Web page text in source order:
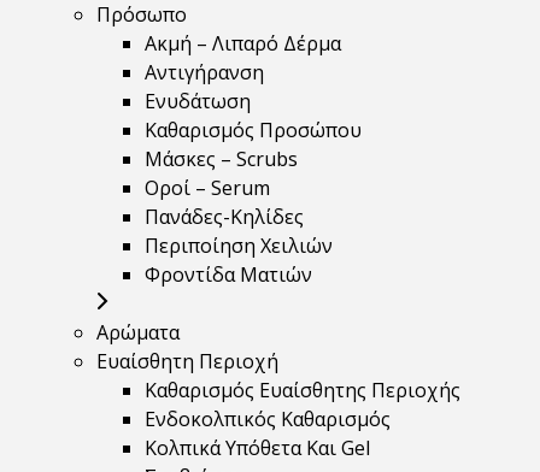
Πρόσωπο
Ακμή – Λιπαρό Δέρμα
Αντιγήρανση
Ενυδάτωση
Καθαρισμός Προσώπου
Μάσκες – Scrubs
Οροί – Serum
Πανάδες-Κηλίδες
Περιποίηση Χειλιών
Φροντίδα Ματιών
Αρώματα
Ευαίσθητη Περιοχή
Καθαρισμός Ευαίσθητης Περιοχής
Ενδοκολπικός Καθαρισμός
Κολπικά Υπόθετα Και Gel